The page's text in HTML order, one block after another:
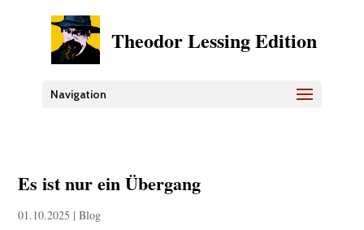
Theodor Lessing Edition
Navigation
Es ist nur ein Übergang
01.10.2025 |Blog